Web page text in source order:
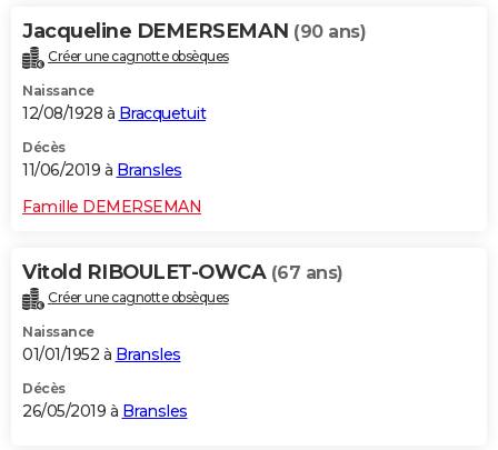
Jacqueline DEMERSEMAN (90 ans)
Créer une cagnotte obsèques
Naissance
12/08/1928 à Bracquetuit
Décès
11/06/2019 à Bransles
Famille DEMERSEMAN
Vitold RIBOULET-OWCA (67 ans)
Créer une cagnotte obsèques
Naissance
01/01/1952 à Bransles
Décès
26/05/2019 à Bransles